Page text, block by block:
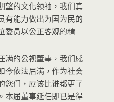
望的文化领袖，我们真
有能力做出为国为民的
委员以公正客观的精
满的公视董事，我们感
今依法届满，作为社会
您们，应该比谁都更了
本届董事延任即已是得